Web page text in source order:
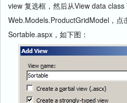
view 复选框，然后从View data class
Web.Models.ProductGridModel，点
Sortable.aspx，如下图：